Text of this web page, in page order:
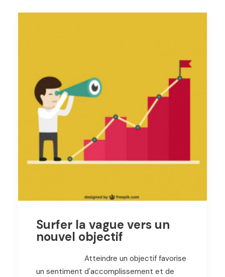
Surfer la vague vers un
nouvel objectif
Atteindre un objectif favorise
un sentiment d'accomplissement et de